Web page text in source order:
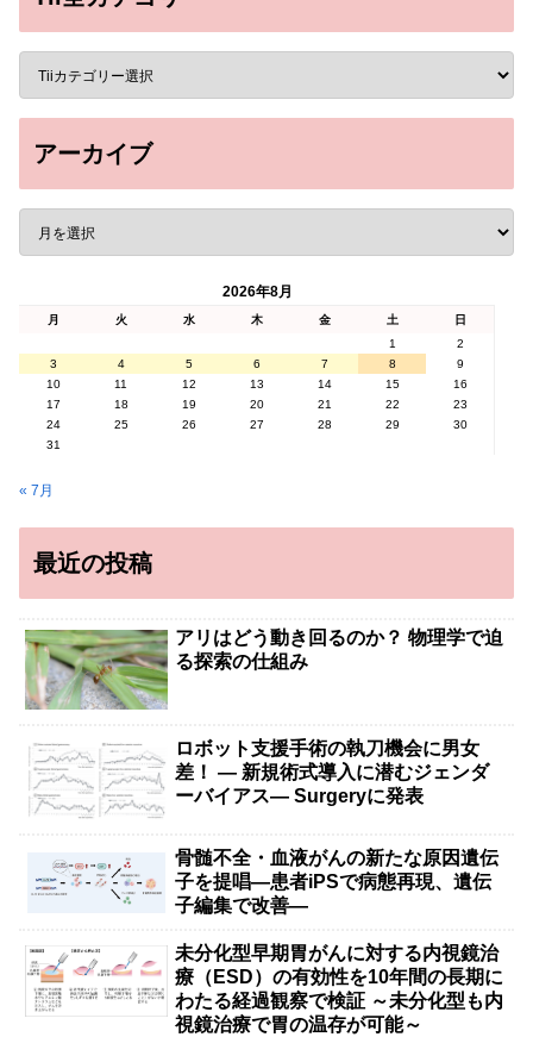
アーカイブ
2026年8月
月 火 水 木 金 土
日
1
2
3
4 5 6 7 8
9
10
11 12 13 14 15
16
17
18 19 20 21 22
23
24
25 26 27 28 29
30
31
« 7月
最近の投稿
アリはどう動き回るのか？ 物理学で迫
る探索の仕組み
ロボット支援手術の執刀機会に男女
差！ — 新規術式導入に潜むジェンダ
ーバイアス— Surgeryに発表
骨髄不全・血液がんの新たな原因遺伝
子を提唱―患者iPSで病態再現、遺伝
子編集で改善―
未分化型早期胃がんに対する内視鏡治
療（ESD）の有効性を10年間の長期に
わたる経過観察で検証 ～未分化型も内
視鏡治療で胃の温存が可能～